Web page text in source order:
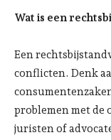
Wat is een
Een
conflicten. Denk
problemen met de
juristen of